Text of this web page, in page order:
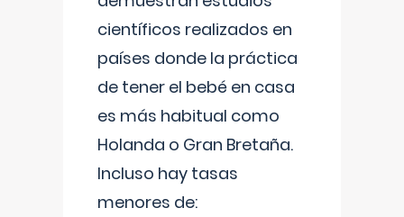
científicos realizados en
países donde la práctica
de tener el bebé en casa
es más habitual como
Holanda o Gran Bretaña.
Incluso hay tasas
menores de: